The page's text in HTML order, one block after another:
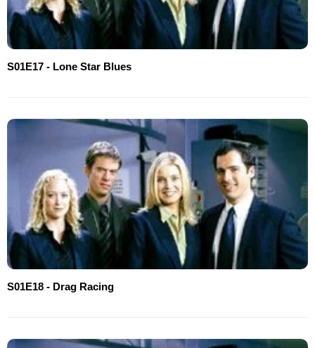
S01E17 - Lone Star Blues
S01E18 - Drag Racing